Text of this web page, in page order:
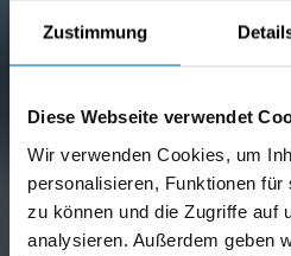
Zustimmung
Diese Webseite verwendet
Wir verwenden Cookies, um
personalisieren, Funktionen
zu können und die Zugriffe auf
analysieren. Außerdem geben